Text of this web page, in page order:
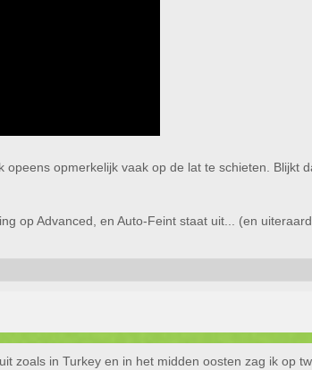
opmerkelijk vaak op de lat te schieten. Blijkt
op Advanced, en Auto-Feint staat uit... (en
zoals in Turkey en in het midden oosten zag ik op